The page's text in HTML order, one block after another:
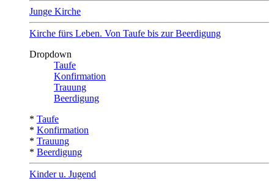
Junge Kirche
Kirche fürs Leben. Von Taufe bis zur Beerdigung
Dropdown
Taufe
Konfirmation
Trauung
Beerdigung
* Taufe
* Konfirmation
* Trauung
* Beerdigung
Kinder u. Jugend